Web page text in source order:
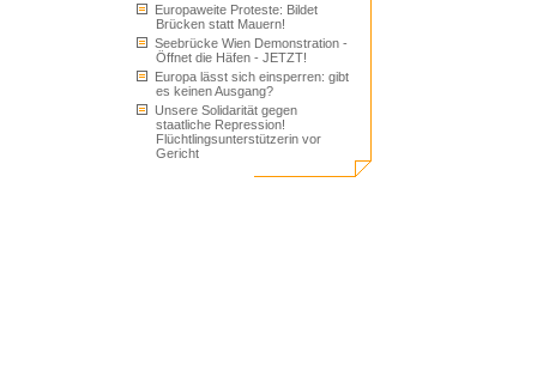
Europaweite Proteste: Bildet
Brücken statt Mauern!
Seebrücke Wien Demonstration -
Öffnet die Häfen - JETZT!
Europa lässt sich einsperren: gibt
es keinen Ausgang?
Unsere Solidarität gegen
staatliche Repression!
Flüchtlingsunterstützerin vor
Gericht